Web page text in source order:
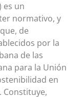
es un
normativo, y
de
por la
de las
para la Unión
en
Constituye,